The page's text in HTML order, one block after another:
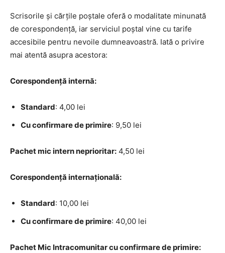
Scrisorile și cărțile poștale oferă o modalitate minunată
de corespondență, iar serviciul poștal vine cu tarife
accesibile pentru nevoile dumneavoastră. Iată o privire
mai atentă asupra acestora:
Corespondență internă:
Standard: 4,00 lei
Cu confirmare de primire: 9,50 lei
Pachet mic intern neprioritar: 4,50 lei
Corespondență internațională:
Standard: 10,00 lei
Cu confirmare de primire: 40,00 lei
Pachet Mic Intracomunitar cu confirmare de primire: